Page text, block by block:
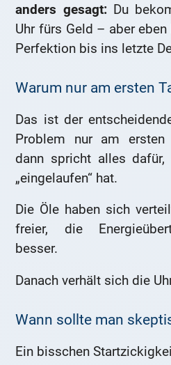
anders gesagt:Du
Uhr fürs Geld – aber
Perfektion bis ins letzte
Warum nur am ersten
Das ist der
Problem nur am ersten
dann spricht alles
„eingelaufen“ hat.
Die Öle haben sich
freier, die
besser.
Danach verhält sich die
Wann sollte man
Ein bisschen